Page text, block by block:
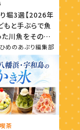
堀3選【2026年
もと手ぶらで魚
た川魚をその場
めのあぷり編集部
茶